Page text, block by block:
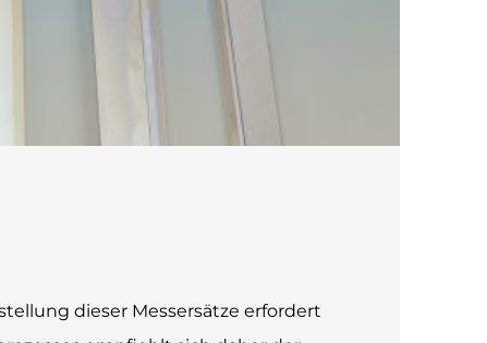
dieser Messersätze erfordert